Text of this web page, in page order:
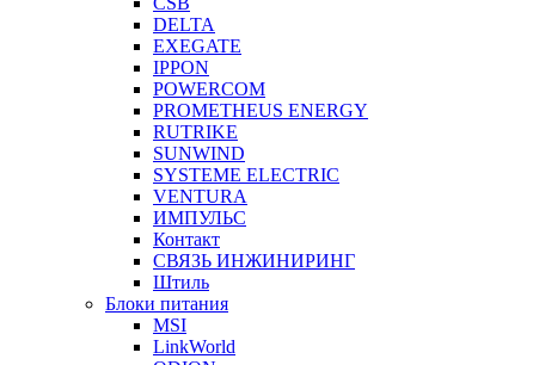
DELTA
EXEGATE
IPPON
POWERCOM
PROMETHEUS ENERGY
RUTRIKE
SUNWIND
SYSTEME ELECTRIC
VENTURA
ИМПУЛЬС
Контакт
СВЯЗЬ ИНЖИНИРИНГ
Штиль
Блоки питания
MSI
LinkWorld